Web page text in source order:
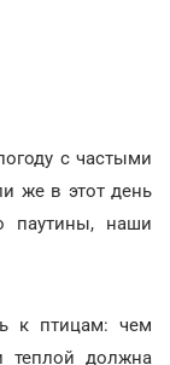
с частыми
же в этот день
паутины, наши
к птицам: чем
теплой должна